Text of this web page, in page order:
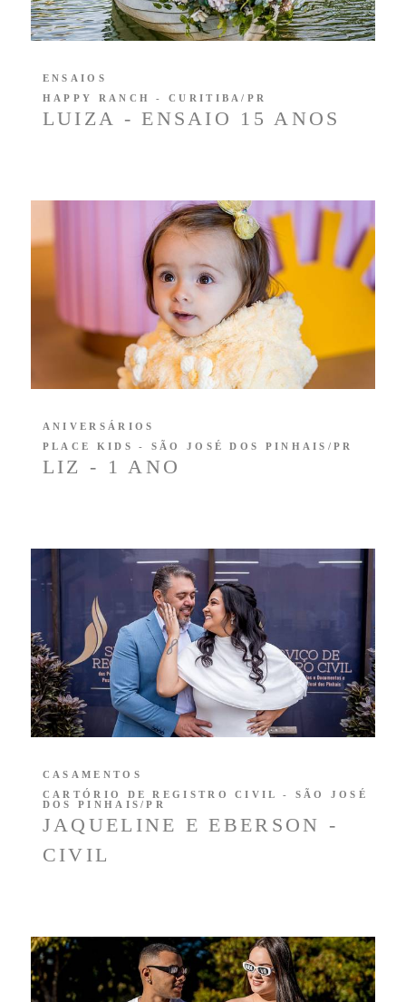
LUIZA - ENSAIO 15 ANOS
ENSAIOS
HAPPY RANCH - CURITIBA/PR
LIZ - 1 ANO
ANIVERSÁRIOS
PLACE KIDS - SÃO JOSÉ DOS PINHAIS/PR
JAQUELINE E EBERSON -
CIVIL
CASAMENTOS
CARTÓRIO DE REGISTRO CIVIL - SÃO JOSÉ
DOS PINHAIS/PR